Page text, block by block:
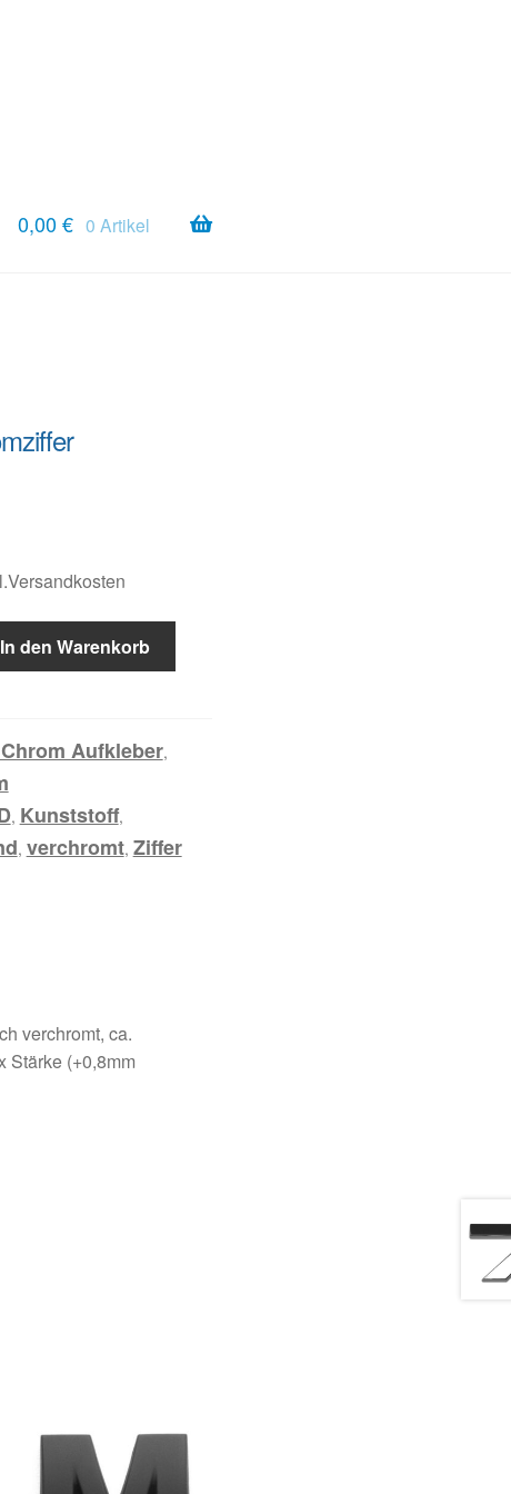
0,00€ 0 Artikel
In den Warenkorb
Aufkleber,
, Kunststoff,
, verchromt, Ziffer
verchromt, ca.
Stärke (+0,8mm